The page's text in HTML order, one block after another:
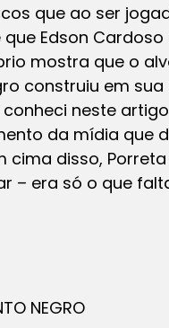
que ao ser
Edson Cardoso
mostra que o
construiu em
neste
da mídia que
disso, Porreta
– era só o que
NEGRO